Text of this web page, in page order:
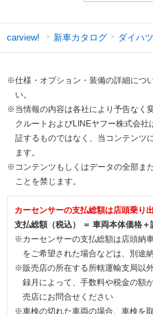
carview! 新車カタログ ダイハ
※仕様・オプション・装備の詳細につ
い。
※当情報の内容は各社により予告なく
クルートおよびLINEヤフー株式会
証するものではなく、当コンテンツ
ます。
※コンテンツもしくはデータの全部ま
ことを禁じます。
カーセンサーの支払総額は店頭乗り
支払総額（税込） ＝ 車両本体価格＋
※カーセンサーの支払総額は店頭納
をご希望された場合などは、別途
※販売店の所在する所轄運輸支局以
録月によって、手数料や税金の額
売店にお問合せください
※車検の切れた車両の場合、車検を